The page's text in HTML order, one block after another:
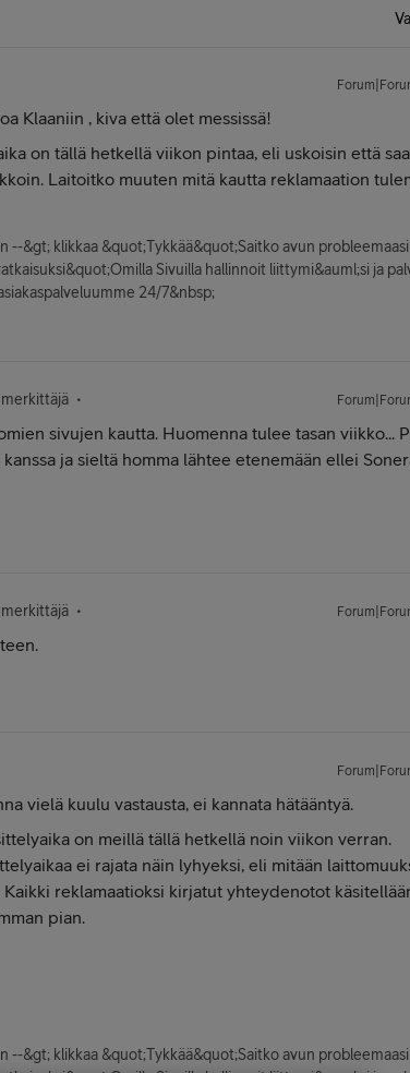
Klaaniin , kiva että olet messissä!
on tällä hetkellä viikon pintaa, eli uskoisin että
Laitoitko muuten mitä kautta reklamaation
--&gt; klikkaa &quot;Tykkää&quot;Saitko avun
Sivuilla hallinnoit liittymi&auml;si ja
24/7&nbsp;
sivujen kautta. Huomenna tulee tasan viikko...
ja sieltä homma lähtee etenemään ellei
vielä kuulu vastausta, ei kannata hätääntyä.
on meillä tällä hetkellä noin viikon verran.
ei rajata näin lyhyeksi, eli mitään
Kaikki reklamaatioksi kirjatut yhteydenotot
pian.
--&gt; klikkaa &quot;Tykkää&quot;Saitko avun